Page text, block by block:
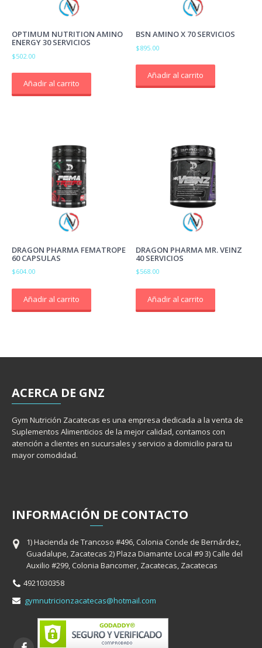
OPTIMUM NUTRITION AMINO
ENERGY 30 SERVICIOS
$502.00
Añadir al carrito
BSN AMINO X 70 SERVICIOS
$895.00
Añadir al carrito
DRAGON PHARMA FEMATROPE
60 CAPSULAS
$604.00
Añadir al carrito
DRAGON PHARMA MR. VEINZ
40 SERVICIOS
$568.00
Añadir al carrito
ACERCA DE GNZ
Gym Nutrición Zacatecas es una empresa dedicada a la venta de
Suplementos Alimenticios de la mejor calidad, contamos con
atención a clientes en sucursales y servicio a domicilio para tu
mayor comodidad.
INFORMACIÓN DE CONTACTO
1) Hacienda de Trancoso #496, Colonia Conde de Bernárdez,
Guadalupe, Zacatecas 2) Plaza Diamante Local #9 3) Calle del
Auxilio #299, Colonia Bancomer, Zacatecas, Zacatecas
4921030358
gymnutricionzacatecas@hotmail.com